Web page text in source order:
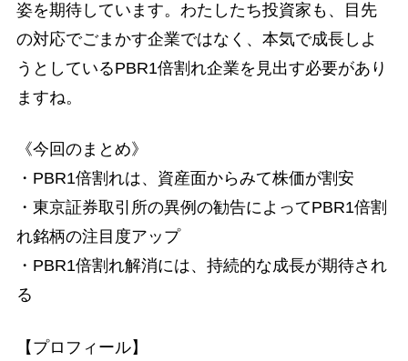
姿を期待しています。わたしたち投資家も、目先
の対応でごまかす企業ではなく、本気で成長しよ
うとしているPBR1倍割れ企業を見出す必要があり
ますね。
《今回のまとめ》
・PBR1倍割れは、資産面からみて株価が割安
・東京証券取引所の異例の勧告によってPBR1倍割
れ銘柄の注目度アップ
・PBR1倍割れ解消には、持続的な成長が期待され
る
【プロフィール】